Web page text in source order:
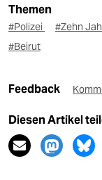
Themen
#Polizei #Zehn
#Beirut
Feedback
Diesen Artikel